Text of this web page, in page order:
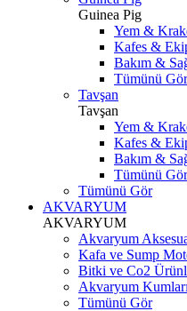
Guinea Pig
Yem &
Kafes &
Bakım &
Tümünü Gör
Tavşan
Tavşan
Yem &
Kafes &
Bakım &
Tümünü Gör
Tümünü Gör
AKVARYUM
AKVARYUM
Akvaryum
Kafa ve Sump
Bitki ve Co2
Akvaryum Kumları
Tümünü Gör